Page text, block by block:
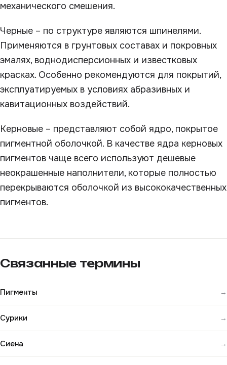
механического смешения.
Черные – по структуре являются шпинелями.
Применяются в грунтовых составах и покровных
эмалях, воднодисперсионных и известковых
красках. Особенно рекомендуются для покрытий,
эксплуатируемых в условиях абразивных и
кавитационных воздействий.
Керновые – представляют собой ядро, покрытое
пигментной оболочкой. В качестве ядра керновых
пигментов чаще всего используют дешевые
неокрашенные наполнители, которые полностью
перекрываются оболочкой из высококачественных
пигментов.
Связанные термины
Пигменты →
Сурики →
Сиена →